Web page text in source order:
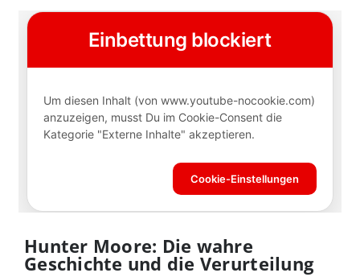
Hunter Moore: Die wahre
Geschichte und die Verurteilung